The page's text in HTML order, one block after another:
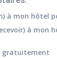
à mon hôtel
à mon
gratuitement